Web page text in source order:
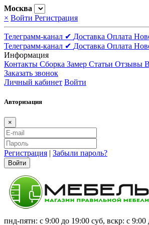
Москва
× Войти Регистрация
Телеграмм-канал ✔ Доставка Оплата
Телеграмм-канал ✔ Доставка Оплата
Информация
Контакты Сборка Замер Статьи Отзывы
Заказать звонок
Личный кабинет Войти
Авторизация
×
Регистрация | Забыли пароль?
Войти
пнд-пятн: с 9:00 до 19:00 суб, вскр: с 9:00